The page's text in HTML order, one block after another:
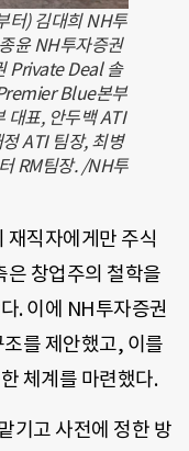
터) 김대희 NH투
윤 NH투자증권
Private Deal 솔
Blue본부
대표, 안두백 ATI
ATI 팀장, 최병
RM팀장. /NH투
재직자에게만 주식
은 창업주의 철학을
. 이에 NH투자증권
를 제안했고, 이를
체계를 마련했다.
기고 사전에 정한 방